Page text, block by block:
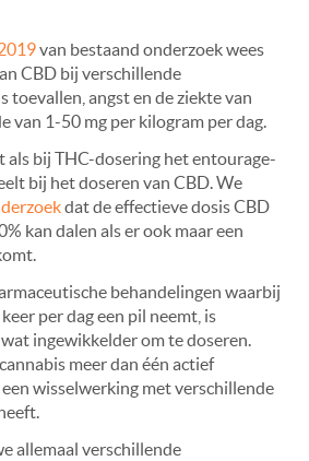
van bestaand onderzoek wees
CBD bij verschillende
toevallen, angst en de ziekte van
van 1-50 mg per kilogram per dag.
als bij THC-dosering het entourage-
bij het doseren van CBD. We
dat de effectieve dosis CBD
kan dalen als er ook maar een
behandelingen waarbij
per dag een pil neemt, is
ingewikkelder om te doseren.
meer dan één actief
wisselwerking met verschillende
allemaal verschillende